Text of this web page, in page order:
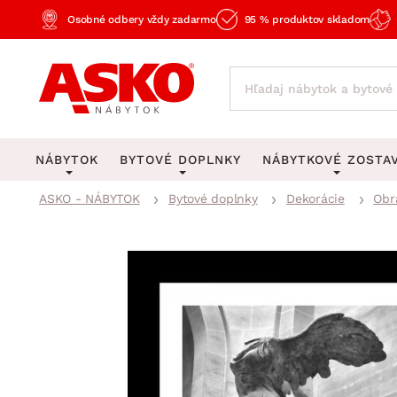
Osobné odbery vždy zadarmo 95 % produktov skladom
NÁBYTOK
Pracovňa a kancelária
BYTOVÉ DOPLNKY
Lustre a závesné
Stojacie lampy
Zobrazit vše
NÁBYTKOVÉ
Spálňové
Kancelárske
Kuchynské
Detské zostavy
Predsieňové
ASKO - NÁBYTOK Bytové doplnky Dekorácie